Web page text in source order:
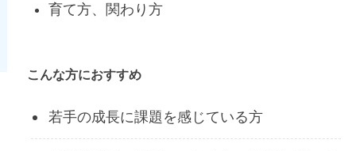
育て方、関わり方
こんな方におすすめ
若手の成長に課題を感じている方